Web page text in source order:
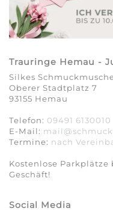
Trauringe Hemau -
Silkes
Oberer Stadtplatz 7
93155 Hemau
Telefon: 09491 6130010
E-Mail:
Termine: nach
Kostenlose
Geschäft!
Social Media